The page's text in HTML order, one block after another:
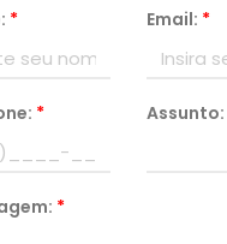
* Email: *
* Assunto:
*